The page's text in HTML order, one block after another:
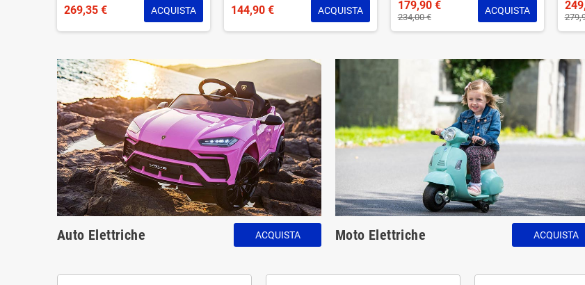
269,35 € ACQUISTA 144,90 € ACQUISTA 179,90 €
234,00 €
ACQUISTA
Auto Elettriche ACQUISTA Moto Elettriche ACQUISTA